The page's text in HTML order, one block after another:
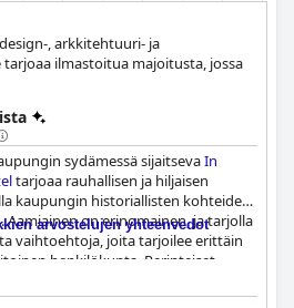
, arkkitehtuuri- ja
tarjoaa ilmastoitua majoitusta, jossa
sydämessä sijaitsevaIn
tarjoaa rauhallisen ja hiljaisen
kaupungin historiallisten kohteiden
Aamiainen on erinomainen, ja tarjolla
vaihtoehtoja, joita tarjoilee erittäin
henkilökunta. Perinteiset
ja tyylikkäästi sisustettuja
ja joissakin on omat puutarhat ja
arvostelujen yhteenvedot